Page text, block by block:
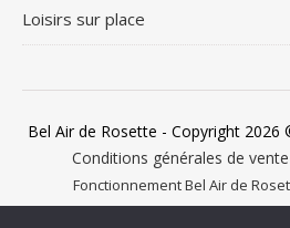
Loisirs sur place
Bel Air de Rosette - Copyright
Conditions générales de vente
Fonctionnement Bel Air de
Prestations complémentaires